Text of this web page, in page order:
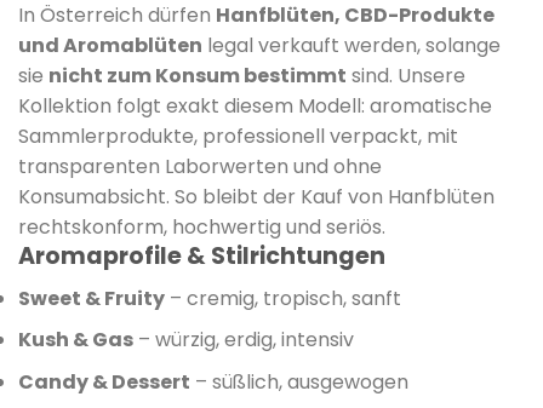
In Österreich dürfen Hanfblüten, CBD-Produkte
und Aromablüten legal verkauft werden, solange
sie nicht zum Konsum bestimmt sind. Unsere
Kollektion folgt exakt diesem Modell: aromatische
Sammlerprodukte, professionell verpackt, mit
transparenten Laborwerten und ohne
Konsumabsicht. So bleibt der Kauf von Hanfblüten
rechtskonform, hochwertig und seriös.
Aromaprofile & Stilrichtungen
Sweet & Fruity – cremig, tropisch, sanft
Kush & Gas – würzig, erdig, intensiv
Candy & Dessert – süßlich, ausgewogen